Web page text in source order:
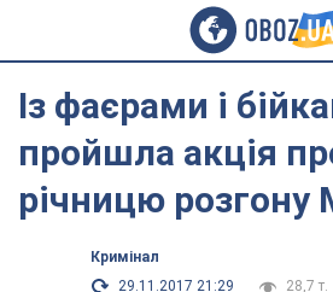
Із фаєрами і
пройшла акція
річницю розгону
Кримінал
29.11.2017 21:29
28,7 т.